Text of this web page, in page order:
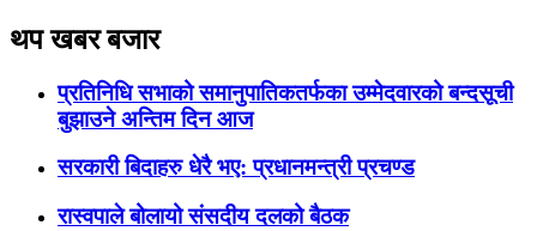
थप खबर बजार
प्रतिनिधि सभाको समानुपातिकतर्फका उम्मेदवारको बन्दसूची
बुझाउने अन्तिम दिन आज
सरकारी बिदाहरु धेरै भए: प्रधानमन्त्री प्रचण्ड
रास्वपाले बोलायो संसदीय दलको बैठक